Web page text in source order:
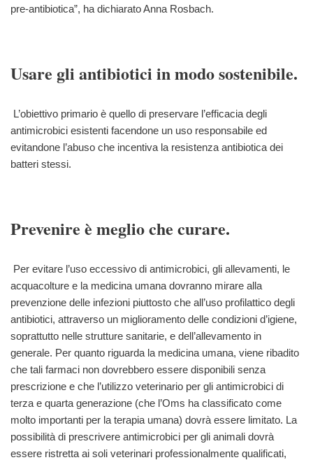
pre-antibiotica”, ha dichiarato Anna Rosbach.
Usare gli antibiotici in modo sostenibile.
L’obiettivo primario è quello di preservare l’efficacia degli
antimicrobici esistenti facendone un uso responsabile ed
evitandone l’abuso che incentiva la resistenza antibiotica dei
batteri stessi.
Prevenire è meglio che curare.
Per evitare l’uso eccessivo di antimicrobici, gli allevamenti, le
acquacolture e la medicina umana dovranno mirare alla
prevenzione delle infezioni piuttosto che all’uso profilattico degli
antibiotici, attraverso un miglioramento delle condizioni d’igiene,
soprattutto nelle strutture sanitarie, e dell’allevamento in
generale. Per quanto riguarda la medicina umana, viene ribadito
che tali farmaci non dovrebbero essere disponibili senza
prescrizione e che l’utilizzo veterinario per gli antimicrobici di
terza e quarta generazione (che l’Oms ha classificato come
molto importanti per la terapia umana) dovrà essere limitato. La
possibilità di prescrivere antimicrobici per gli animali dovrà
essere ristretta ai soli veterinari professionalmente qualificati,